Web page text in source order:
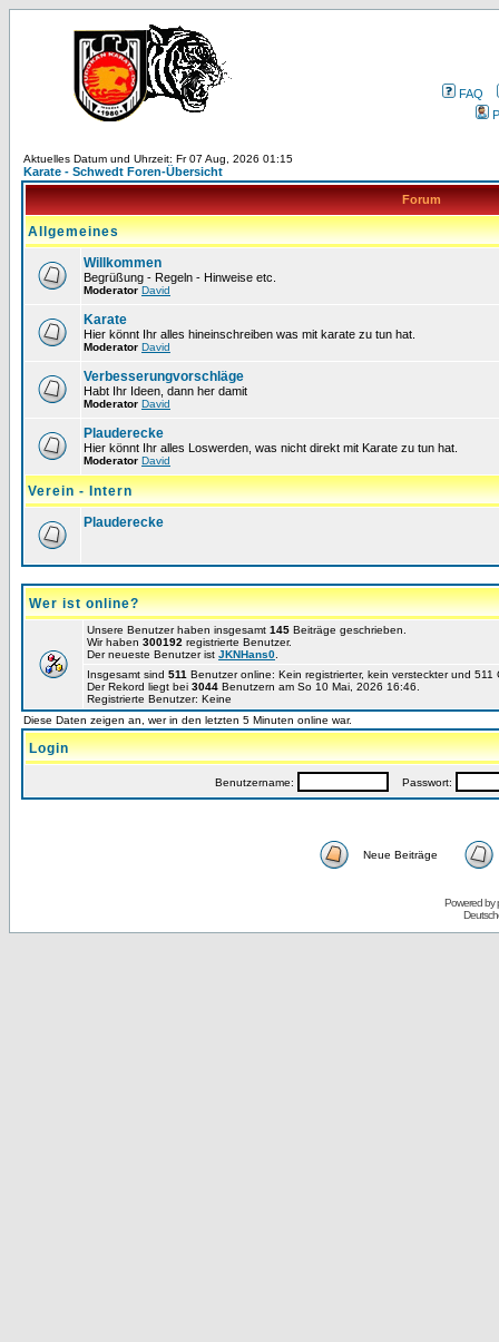
FAQ
Aktuelles Datum und Uhrzeit: Fr 07 Aug, 2026 01:15
Karate - Schwedt Foren-Übersicht
Forum
Allgemeines
Willkommen
Begrüßung - Regeln - Hinweise etc.
Moderator David
Karate
Hier könnt Ihr alles hineinschreiben was mit karate zu tun hat.
Moderator David
Verbesserungvorschläge
Habt Ihr Ideen, dann her damit
Moderator David
Plauderecke
Hier könnt Ihr alles Loswerden, was nicht direkt mit Karate zu tun hat.
Moderator David
Verein - Intern
Plauderecke
Wer ist online?
Unsere Benutzer haben insgesamt 145 Beiträge geschrieben.
Wir haben 300192 registrierte Benutzer.
Der neueste Benutzer ist JKNHans0
Insgesamt sind 511 Benutzer online: Kein registrierter, kein versteckter und
Der Rekord liegt bei 3044 Benutzern am So 10 Mai, 2026 16:46.
Registrierte Benutzer: Keine
Diese Daten zeigen an, wer in den letzten 5 Minuten online war.
Login
Benutzername: Passwort:
Neue Beiträge
Powered by